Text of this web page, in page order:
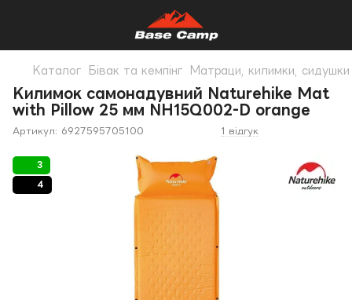
Каталог Бівак та кемпінг Матраци, килимки, сидушки
Килимок самонадувний Naturehike Mat
with Pillow 25 мм NH15Q002-D orange
Артикул: 6927595705100 1 відгук
3
4